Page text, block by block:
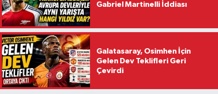
Gabriel Martinelli İddiası
Galatasaray, Osimhen İçin
Gelen Dev Teklifleri Geri
Çevirdi